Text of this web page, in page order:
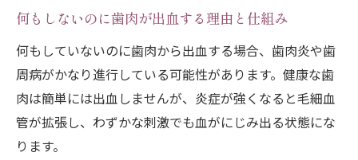
歯肉の健康管理が将来を左右する理由
出血を放置せず健康な歯肉を守るコツ
歯肉の出血を見逃さないセルフチェック法
正しい歯肉ケアで出血リスクを減らす方法
歯肉からの出血を予防する生活習慣改善
何もしないのに歯肉が出血する理由と仕組み
何もしていないのに歯肉から出血する場合、歯肉炎や歯
周病がかなり進行している可能性があります。健康な歯
肉は簡単には出血しませんが、炎症が強くなると毛細血
管が拡張し、わずかな刺激でも血がにじみ出る状態にな
ります。